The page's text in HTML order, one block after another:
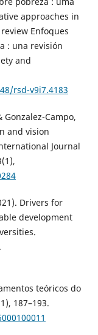
approaches in
Enfoques
: una revisión
and
rsd-v9i7.4183
Gonzalez-Campo,
and vision
Journal
Drivers for
development
teóricos do
187–193.